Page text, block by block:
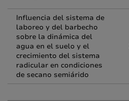
Influencia del sistema de
laboreo y del barbecho
sobre la dinámica del
agua en el suelo y el
crecimiento del sistema
radicular en condiciones
de secano semiárido